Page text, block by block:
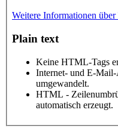
Weitere Informationen
Plain text
Keine HTML-Tags
Internet- und E-Mail-
umgewandelt.
HTML -
automatisch erzeugt.